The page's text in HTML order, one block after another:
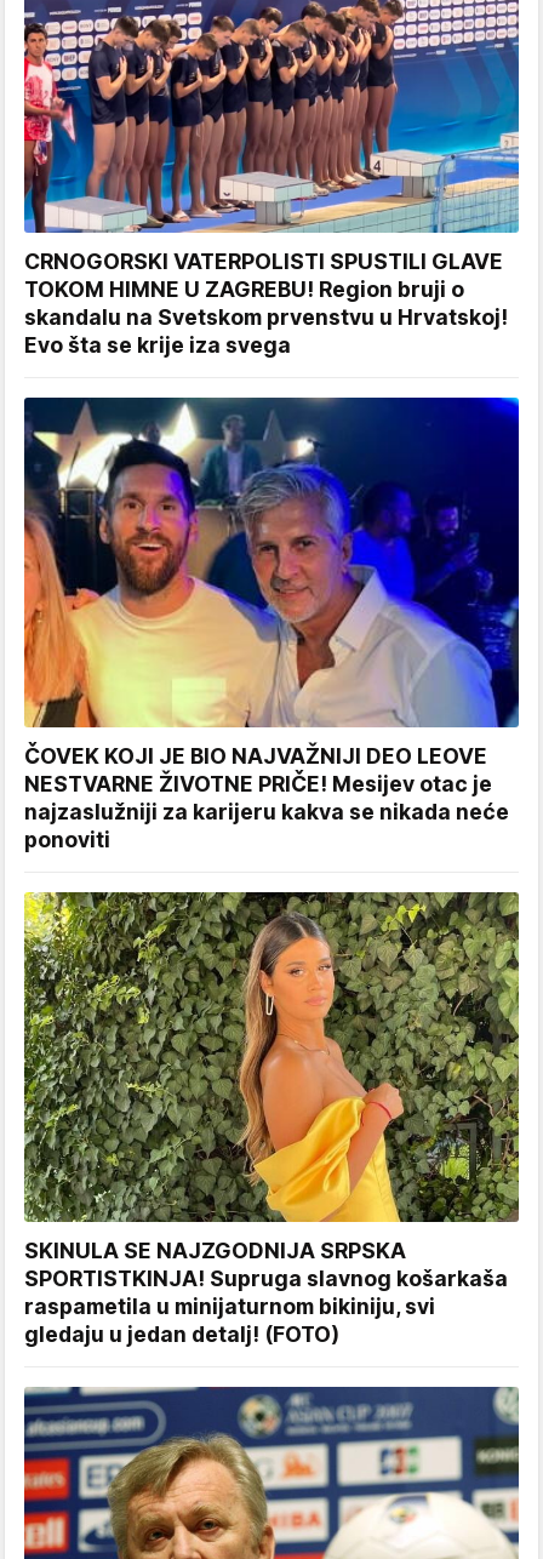
CRNOGORSKI VATERPOLISTI SPUSTILI GLAVE
TOKOM HIMNE U ZAGREBU! Region bruji o
skandalu na Svetskom prvenstvu u Hrvatskoj!
Evo šta se krije iza svega
ČOVEK KOJI JE BIO NAJVAŽNIJI DEO LEOVE
NESTVARNE ŽIVOTNE PRIČE! Mesijev otac je
najzaslužniji za karijeru kakva se nikada neće
ponoviti
SKINULA SE NAJZGODNIJA SRPSKA
SPORTISTKINJA! Supruga slavnog košarkaša
raspametila u minijaturnom bikiniju, svi
gledaju u jedan detalj! (FOTO)